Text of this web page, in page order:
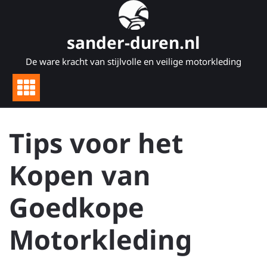
sander-duren.nl
De ware kracht van stijlvolle en veilige motorkleding
Tips voor het
Kopen van
Goedkope
Motorkleding